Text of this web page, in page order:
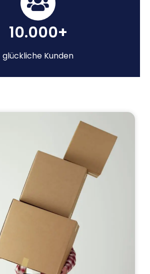
10.000+
glückliche Kunden